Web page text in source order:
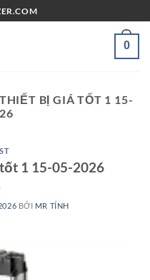
0
BỊ GIÁ TỐT 1 15-
1 15-05-2026
BỞI MR TÍNH